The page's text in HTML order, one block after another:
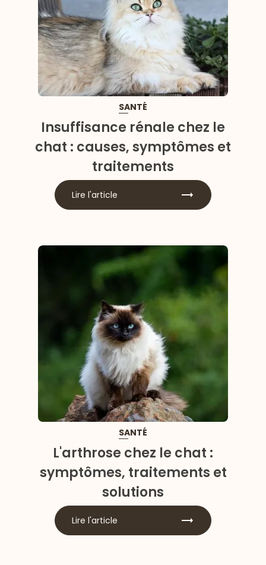
SANTÉ
Insuffisance rénale chez le
chat : causes, symptômes et
traitements
Lire l'article
SANTÉ
L'arthrose chez le chat :
symptômes, traitements et
solutions
Lire l'article